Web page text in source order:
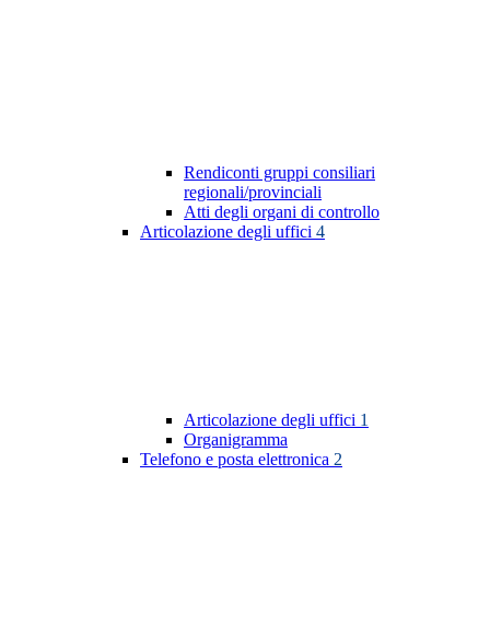
Rendiconti gruppi consiliari
regionali/provinciali
Atti degli organi di controllo
Articolazione degli uffici 4
Articolazione degli uffici 1
Organigramma
Telefono e posta elettronica 2